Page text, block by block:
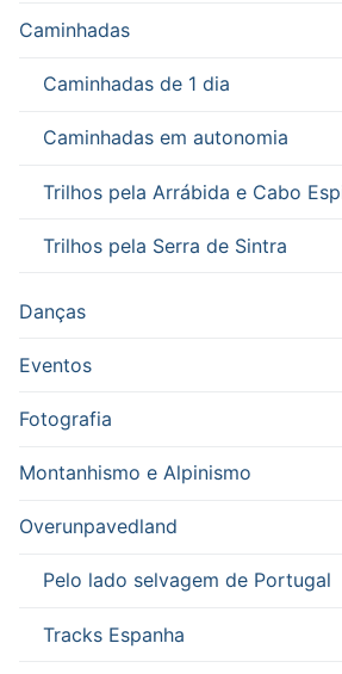
Caminhadas
Caminhadas de 1 dia
Caminhadas em autonomia
Trilhos pela Arrábida e Cabo
Trilhos pela Serra de Sintra
Danças
Eventos
Fotografia
Montanhismo e Alpinismo
Overunpavedland
Pelo lado selvagem de Portugal
Tracks Espanha